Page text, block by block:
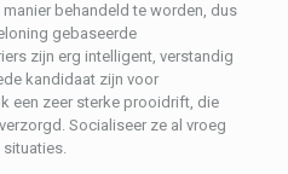
behandeld te worden, dus
gebaseerde
zijn erg intelligent, verstandig
kandidaat zijn voor
een zeer sterke prooidrift, die
Socialiseer ze al vroeg
situaties.